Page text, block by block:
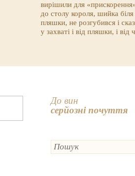
вирішили для
до столу короля, шийка
пляшки, не розгубився і
у захваті і від пляшки, і
До вин
серйозні почуття